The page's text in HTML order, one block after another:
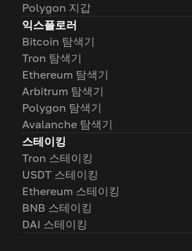
Polygon 지갑
익스플로러
Bitcoin 탐색기
Tron 탐색기
Ethereum 탐색기
Arbitrum 탐색기
Polygon 탐색기
Avalanche 탐색기
스테이킹
Tron 스테이킹
USDT 스테이킹
Ethereum 스테이킹
BNB 스테이킹
DAI 스테이킹